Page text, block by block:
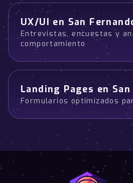
UX/UI en San
Entrevistas, encuestas y
comportamiento
Landing Pages en
Formularios optimizados